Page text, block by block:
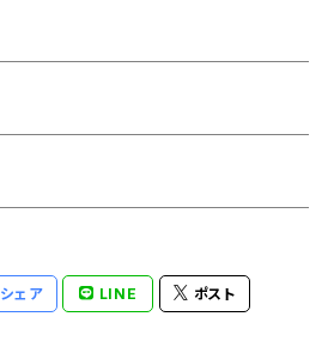
シェア LINE ポスト